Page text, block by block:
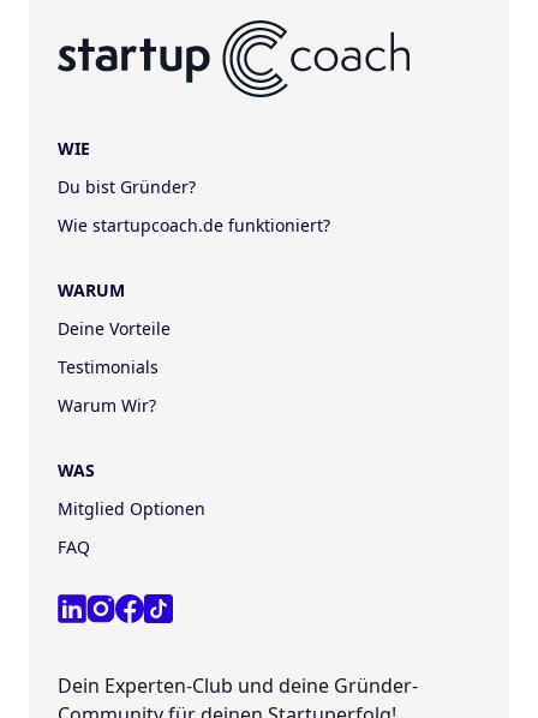
WIE
Du bist Gründer?
Wie startupcoach.de funktioniert?
WARUM
Deine Vorteile
Testimonials
Warum Wir?
WAS
Mitglied Optionen
FAQ
Dein Experten-Club und deine Gründer-